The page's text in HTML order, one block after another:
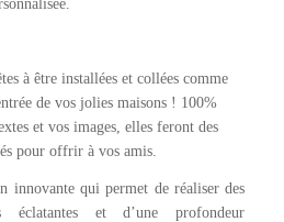
à être installées et collées comme
de vos jolies maisons ! 100%
et vos images, elles feront des
pour offrir à vos amis.
innovante qui permet de réaliser des
éclatantes et d’une profondeur